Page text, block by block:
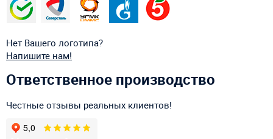
Нет Вашего логотипа?
Напишите нам!
Ответственное производство
Честные отзывы реальных клиентов!